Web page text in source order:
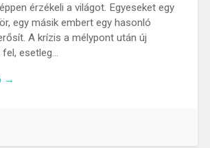
érzékeli a világot. Egyeseket egy
egy másik embert egy hasonló
A krízis a mélypont után új
esetleg…
→